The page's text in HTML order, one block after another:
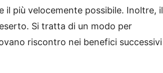
il più velocemente possibile. Inoltre, il
Si tratta di un modo per
riscontro nei benefici successivi